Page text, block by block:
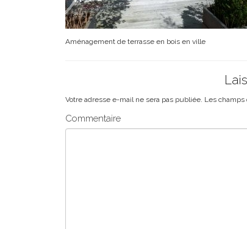
Aménagement de terrasse en bois en ville
Votre adresse e-mail ne sera pas publiée. Les champs
Commentaire